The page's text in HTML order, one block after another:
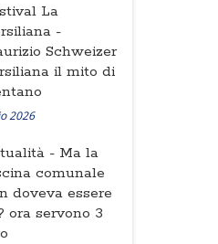
La
-
Schweizer
il mito di
2026
- Ma la
comunale
doveva essere
ora servono 3